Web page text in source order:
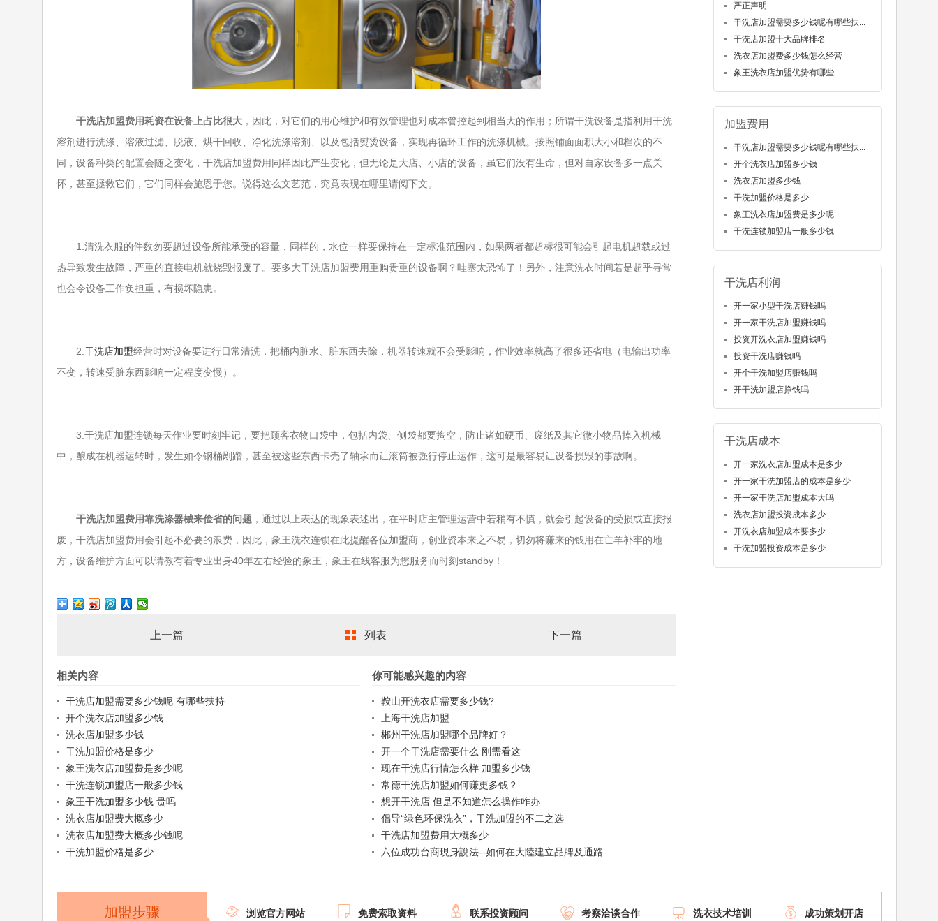
干洗店加盟费用耗资在设备上占比很大，因此，对它们的用心维护和有效管理也对成本管控起到相当大的作用；所谓干洗设备是指利用干洗
溶剂进行洗涤、溶液过滤、脱液、烘干回收、净化洗涤溶剂、以及包括熨烫设备，实现再循环工作的洗涤机械。按照铺面面积大小和档次的不
同，设备种类的配置会随之变化，干洗店加盟费用同样因此产生变化，但无论是大店、小店的设备，虽它们没有生命，但对自家设备多一点关
怀，甚至拯救它们，它们同样会施恩于您。说得这么文艺范，究竟表现在哪里请阅下文。
1.清洗衣服的件数勿要超过设备所能承受的容量，同样的，水位一样要保持在一定标准范围内，如果两者都超标很可能会引起电机超载或过
热导致发生故障，严重的直接电机就烧毁报废了。要多大干洗店加盟费用重购贵重的设备啊？哇塞太恐怖了！另外，注意洗衣时间若是超乎寻常
也会令设备工作负担重，有损坏隐患。
2. 干洗店加盟经营时对设备要进行日常清洗，把桶内脏水、脏东西去除，机器转速就不会受影响，作业效率就高了很多还省电（电输出功率
不变，转速受脏东西影响一定程度变慢）。
3.干洗店加盟连锁每天作业要时刻牢记，要把顾客衣物口袋中，包括内袋、侧袋都要掏空，防止诸如硬币、废纸及其它微小物品掉入机械
中，酿成在机器运转时，发生如令钢桶剐蹭，甚至被这些东西卡壳了轴承而让滚筒被强行停止运作，这可是最容易让设备损毁的事故啊。
干洗店加盟费用靠洗涤器械来俭省的问题，通过以上表达的现象表述出，在平时店主管理运营中若稍有不慎，就会引起设备的受损或直接报
废，干洗店加盟费用会引起不必要的浪费，因此，象王洗衣连锁在此提醒各位加盟商，创业资本来之不易，切勿将赚来的钱用在亡羊补牢的地
方，设备维护方面可以请教有着专业出身40年左右经验的象王，象王在线客服为您服务而时刻standby！
上一篇 列表 下一篇
相关内容
干洗店加盟需要多少钱呢 有哪些扶持
开个洗衣店加盟多少钱
洗衣店加盟多少钱
干洗加盟价格是多少
象王洗衣店加盟费是多少呢
干洗连锁加盟店一般多少钱
象王干洗加盟多少钱 贵吗
洗衣店加盟费大概多少
洗衣店加盟费大概多少钱呢
干洗加盟价格是多少
你可能感兴趣的内容
鞍山开洗衣店需要多少钱?
上海干洗店加盟
郴州干洗店加盟哪个品牌好？
开一个干洗店需要什么 刚需看这
现在干洗店行情怎么样 加盟多少钱
常德干洗店加盟如何赚更多钱？
想开干洗店 但是不知道怎么操作咋办
倡导“绿色环保洗衣”，干洗加盟的不二之选
干洗店加盟费用大概多少
六位成功台商現身說法--如何在大陸建立品牌及通路
严正声明
干洗店加盟需要多少钱呢有哪些扶...
干洗店加盟十大品牌排名
洗衣店加盟费多少钱怎么经营
象王洗衣店加盟优势有哪些
加盟费用
干洗店加盟需要多少钱呢有哪些扶...
开个洗衣店加盟多少钱
洗衣店加盟多少钱
干洗加盟价格是多少
象王洗衣店加盟费是多少呢
干洗连锁加盟店一般多少钱
干洗店利润
开一家小型干洗店赚钱吗
开一家干洗店加盟赚钱吗
投资开洗衣店加盟赚钱吗
投资干洗店赚钱吗
开个干洗加盟店赚钱吗
开干洗加盟店挣钱吗
干洗店成本
开一家洗衣店加盟成本是多少
开一家干洗加盟店的成本是多少
开一家干洗店加盟成本大吗
洗衣店加盟投资成本多少
开洗衣店加盟成本要多少
干洗加盟投资成本是多少
加盟步骤  浏览官方网站  免费索取资料  联系投资顾问  考察洽谈合作  洗衣技术培训  成功策划开店